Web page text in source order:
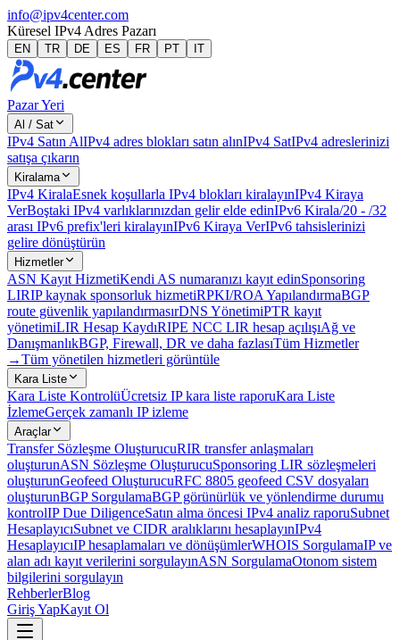
info@ipv4center.com
Küresel IPv4 Adres Pazarı
EN TR DE ES FR PT IT
Pazar Yeri
Al / Sat
IPv4 Satın AlIPv4 adres blokları satın alınIPv4 SatIPv4 adreslerinizi
satışa çıkarın
Kiralama
IPv4 KiralaEsnek koşullarla IPv4 blokları kiralayınIPv4 Kiraya
VerBoştaki IPv4 varlıklarınızdan gelir elde edinIPv6 Kirala/20 - /32
arası IPv6 prefix'leri kiralayınIPv6 Kiraya VerIPv6 tahsislerinizi
gelire dönüştürün
Hizmetler
ASN Kayıt HizmetiKendi AS numaranızı kayıt edinSponsoring
LIRIP kaynak sponsorluk hizmetiRPKI/ROA YapılandırmaBGP
route güvenlik yapılandırmasırDNS YönetimiPTR kayıt
yönetimiLIR Hesap KaydıRIPE NCC LIR hesap açılışıAğ ve
DanışmanlıkBGP, Firewall, DR ve daha fazlasıTüm Hizmetler
→Tüm yönetilen hizmetleri görüntüle
Kara Liste
Kara Liste KontrolüÜcretsiz IP kara liste raporuKara Liste
İzlemeGerçek zamanlı IP izleme
Araçlar
Transfer Sözleşme OluşturucuRIR transfer anlaşmaları
oluşturunASN Sözleşme OluşturucuSponsoring LIR sözleşmeleri
oluşturunGeofeed OluşturucuRFC 8805 geofeed CSV dosyaları
oluşturunBGP SorgulamaBGP görünürlük ve yönlendirme durumu
kontrolIP Due DiligenceSatın alma öncesi IPv4 analiz raporuSubnet
HesaplayıcıSubnet ve CIDR aralıklarını hesaplayınIPv4
HesaplayıcıIP hesaplamaları ve dönüşümlerWHOIS SorgulamaIP ve
alan adı kayıt verilerini sorgulayınASN SorgulamaOtonom sistem
bilgilerini sorgulayın
RehberlerBlog
Giriş YapKayıt Ol